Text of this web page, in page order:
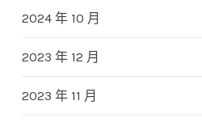
2024 年 10 月
2023 年 12 月
2023 年 11 月